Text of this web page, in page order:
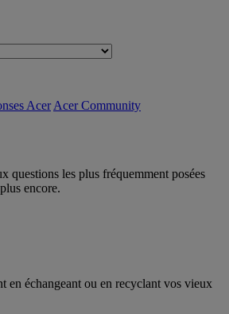
Acer Acer Community
questions les plus fréquemment posées
encore.
en échangeant ou en recyclant vos vieux